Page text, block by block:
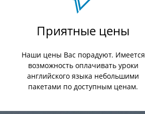
Приятные цены
Наши цены Вас порадуют. Имеется
возможность оплачивать уроки
английского языка небольшими
пакетами по доступным ценам.